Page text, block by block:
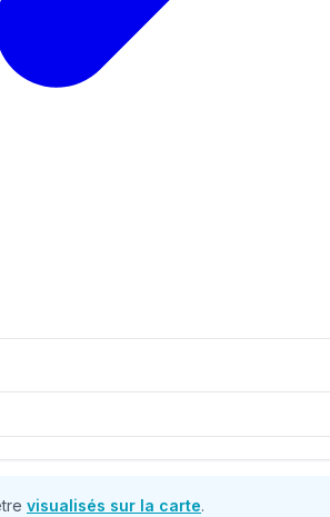
visualisés sur la carte.